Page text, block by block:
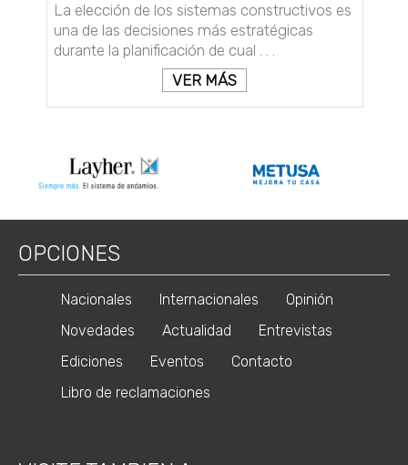
La elección de los sistemas constructivos es
una de las decisiones más estratégicas
durante la planificación de cual . . .
VER MÁS
OPCIONES
Nacionales Internacionales
Opinión
Novedades
Actualidad
Entrevistas
Ediciones
Eventos
Contacto
Libro de reclamaciones